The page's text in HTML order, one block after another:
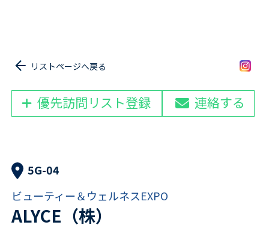
リストページへ戻る
優先訪問リスト登録 連絡する
5G-04
ビューティー＆ウェルネスEXPO
ALYCE（株）